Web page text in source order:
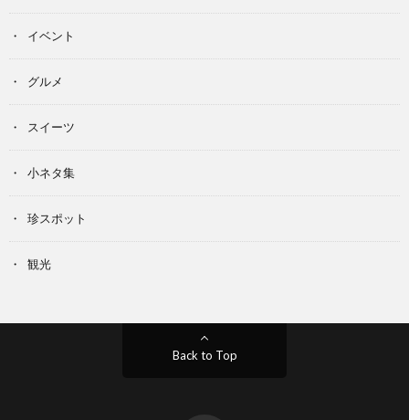
イベント
グルメ
スイーツ
小ネタ集
珍スポット
観光
Back to Top